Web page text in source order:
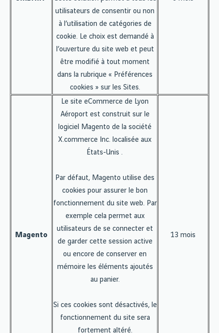
utilisateurs de consentir ou non
à l’utilisation de catégories de
cookie. Le choix est demandé à
l’ouverture du site web et peut
être modifié à tout moment
dans la rubrique « Préférences
cookies » sur les Sites.
Magento
Le site eCommerce de Lyon
Aéroport est construit sur le
logiciel Magento de la société
X.commerce Inc. localisée aux
États-Unis .
Par défaut, Magento utilise des
cookies pour assurer le bon
fonctionnement du site web. Par
exemple cela permet aux
utilisateurs de se connecter et
de garder cette session active
ou encore de conserver en
mémoire les éléments ajoutés
au panier.
Si ces cookies sont désactivés, le
fonctionnement du site sera
fortement altéré.
13 mois